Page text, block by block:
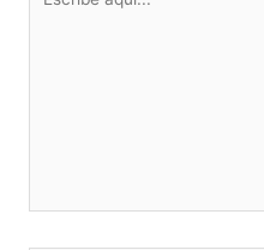
aquí...